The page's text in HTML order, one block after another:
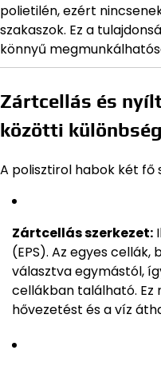
polietilén, ezért
szakaszok. Ez a
könnyű
Zártcellás és
közötti
A polisztirol habok két fő
Zártcellás szerkezet:
(EPS). Az egyes
választva egymástól,
cellákban található.
hővezetést és a víz